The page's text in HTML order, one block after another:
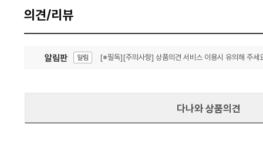
의견/리뷰
알림판 알림 [※필독][주의사항] 상품의견 서비스 이용시 유의해 주세
다나와 상품의견